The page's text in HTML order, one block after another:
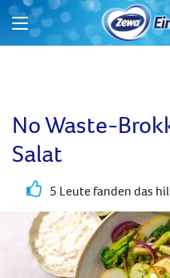
No Waste-
Salat
5 Leute fanden das